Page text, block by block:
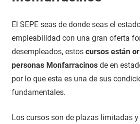
El SEPE seas de donde seas el
empleabilidad con una gran oferta
desempleados, estos cursos están
personas Monfarracinos de en
por lo que esta es una de sus
fundamentales.
Los cursos son de plazas limitadas